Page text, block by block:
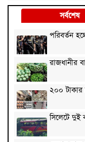
সর্বশেষ
পরিবর্তন
রাজধানীর
২০০
সিলেটে দুই